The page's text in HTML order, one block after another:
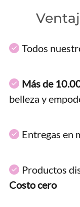
Todos
Más de
belleza y
Entregas en
Productos
Costo cero